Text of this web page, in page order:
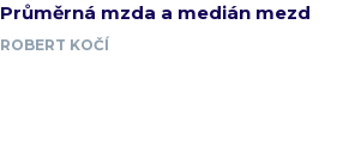
Průměrná mzda a medián mezd
ROBERT KOČÍ